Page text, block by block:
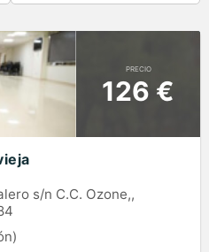
PRECIO
126 €
s/n C.C. Ozone,,